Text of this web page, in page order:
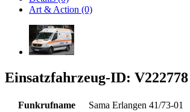
Art & Action (0)
Einsatzfahrzeug-ID: V222778
Funkrufname Sama Erlangen 41/73-01